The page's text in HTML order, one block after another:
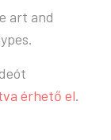
art and
érhető el.